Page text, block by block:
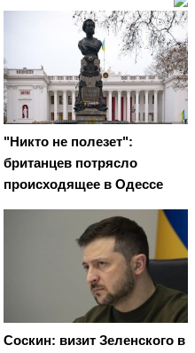
"Никто не полезет":
британцев потрясло
происходящее в Одессе
Соскин: визит Зеленского в